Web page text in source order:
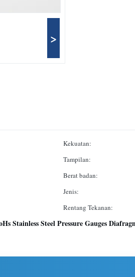
>
Kekuatan:
Tampilan:
Berat badan:
Jenis:
Rentang Tekanan:
Stainless Steel Pressure Gauges